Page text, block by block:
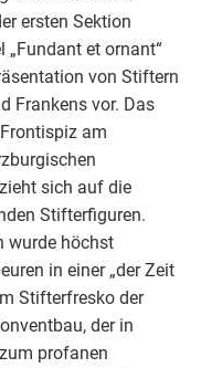
ersten Sektion
„Fundant et ornant“
von Stiftern
Frankens vor. Das
am
sich auf die
Stifterfiguren.
wurde höchst
in einer „der Zeit
Stifterfresko der
der in
profanen